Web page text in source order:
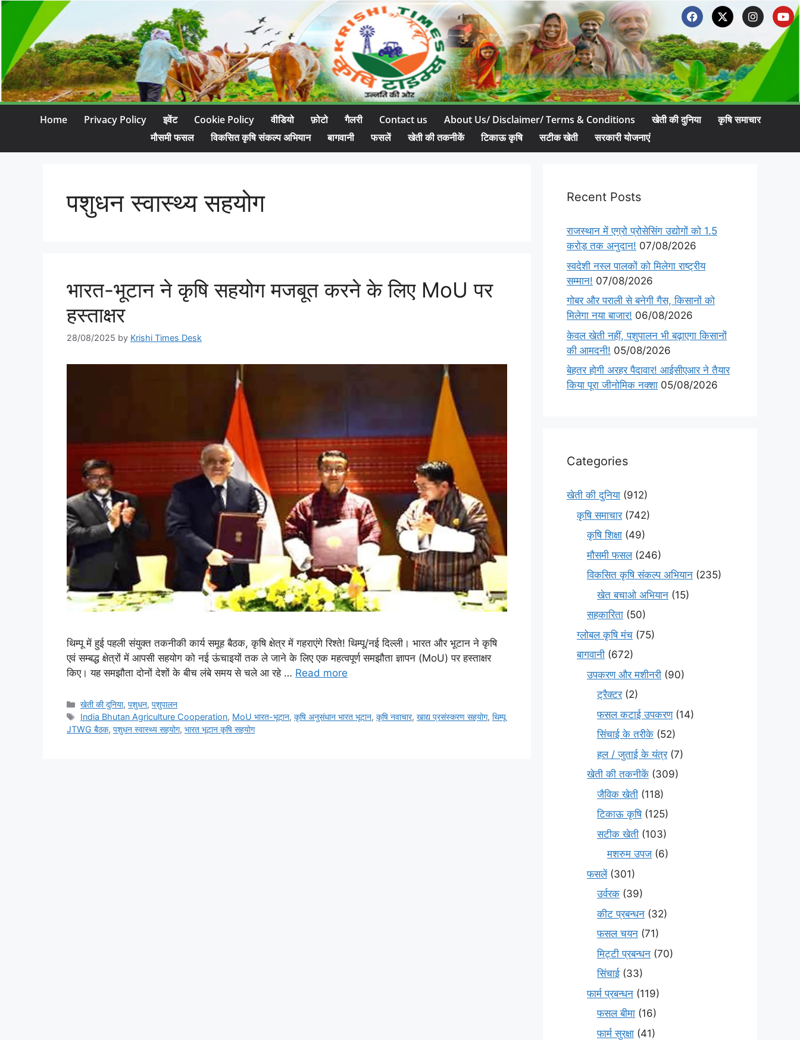
Home Privacy Policy इवेंट Cookie Policy वीडियो फ़ोटो गैलरी Contact us About Us/ Disclaimer/ Terms & Conditions खेती की दुनिया
कृषि समाचार
मौसमी फसल
विकसित कृषि संकल्प अभियान बागवानी फसलें खेती की तकनीकें टिकाऊ कृषि सटीक खेती सरकारी योजनाएं
पशुधन स्वास्थ्य सहयोग
भारत-भूटान ने कृषि सहयोग मजबूत करने के लिए MoU पर
हस्ताक्षर
28/08/2025 by Krishi Times Desk
थिम्पू में हुई पहली संयुक्त तकनीकी कार्य समूह बैठक, कृषि क्षेत्र में गहराएंगे रिश्ते! थिम्पू/नई दिल्ली। भारत और भूटान ने कृषि
एवं सम्बद्ध क्षेत्रों में आपसी सहयोग को नई ऊंचाइयों तक ले जाने के लिए एक महत्वपूर्ण समझौता ज्ञापन (MoU) पर हस्ताक्षर
किए। यह समझौता दोनों देशों के बीच लंबे समय से चले आ रहे … Read more
खेती की दुनिया,पशुधन,पशुपालन
India Bhutan Agriculture Cooperation, MoU भारत-भूटान,कृषि अनुसंधान भारत भूटान,कृषि नवाचार,खाद्य प्रसंस्करण सहयोग,थिम्पू
JTWG बैठक, पशुधन स्वास्थ्य सहयोग, भारत भूटान कृषि सहयोग
Recent Posts
राजस्थान में एग्रो प्रोसेसिंग उद्योगों को 1.5
करोड़ तक अनुदान! 07/08/2026
स्वदेशी नस्ल पालकों को मिलेगा राष्ट्रीय
सम्मान! 07/08/2026
गोबर और पराली से बनेगी गैस, किसानों को
मिलेगा नया बाजार! 06/08/2026
केवल खेती नहीं, पशुपालन भी बढ़ाएगा किसानों
की आमदनी! 05/08/2026
बेहतर होगी अरहर पैदावार! आईसीएआर ने तैयार
किया पूरा जीनोमिक नक्शा 05/08/2026
Categories
खेती की दुनिया (912)
कृषि समाचार(742)
कृषि शिक्षा (49)
मौसमी फसल(246)
विकसित कृषि संकल्प अभियान (235)
खेत बचाओ अभियान (15)
सहकारिता (50)
ग्लोबल कृषि मंच (75)
बागवानी (672)
उपकरण और मशीनरी (90)
ट्रैक्टर(2)
फसल कटाई उपकरण(14)
सिंचाई के तरीके (52)
हल / जुताई के यंत्र(7)
खेती की तकनीकें (309)
जैविक खेती (118)
टिकाऊ कृषि(125)
सटीक खेती (103)
मशरुम उपज (6)
फसलें(301)
उर्वरक (39)
कीट प्रबन्धन (32)
फसल चयन (71)
मि‌ट्टी प्रबन्धन (70)
सिंचाई (33)
फार्म प्रबन्धन (119)
फसल बीमा (16)
फार्म सुरक्षा (41)